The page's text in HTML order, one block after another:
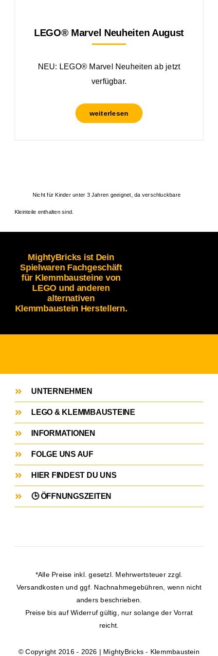
LEGO® Marvel Neuheiten August
NEU: LEGO® Marvel Neuheiten ab jetzt
verfügbar.
weiterlesen
Nicht für Kinder unter 3 Jahren geeignet, da verschluckbare
Kleinteile enthalten sind.
MightyBricks ist Dein
Spielwaren Fachgeschäft
für Klemmbausteine von
LEGO und anderen
alternativen
Klemmbaustein Herstellern.
UNTERNEHMEN
LEGO & KLEMMBAUSTEINE
INFORMATIONEN
FOLGE UNS AUF
HIER FINDEST DU UNS
🕒 ÖFFNUNGSZEITEN
*Alle Preise inkl. gesetzl. Mehrwertsteuer zzgl.
Versandkosten und ggf. Nachnahmegebühren, wenn nicht
anders beschrieben.
Preise bis auf Widerruf gültig, nur solange der Vorrat
reicht.
© Copyright 2016 - 2026 | MightyBricks - Klemmbaustein